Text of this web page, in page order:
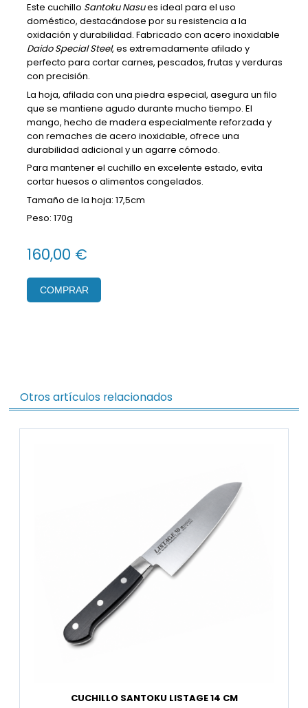
Este cuchillo Santoku Nasues ideal para el uso
doméstico, destacándose por su resistencia a la
oxidación y durabilidad. Fabricado con acero inoxidable
Daido Special Steel, es extremadamente afilado y
perfecto para cortar carnes, pescados, frutas y verduras
con precisión.
La hoja, afilada con una piedra especial, asegura un filo
que se mantiene agudo durante mucho tiempo. El
mango, hecho de madera especialmente reforzada y
con remaches de acero inoxidable, ofrece una
durabilidad adicional y un agarre cómodo.
Para mantener el cuchillo en excelente estado, evita
cortar huesos o alimentos congelados.
Tamaño de la hoja: 17,5cm
Peso: 170g
160,00 €
COMPRAR
Otros artículos relacionados
CUCHILLO SANTOKU LISTAGE 14 CM